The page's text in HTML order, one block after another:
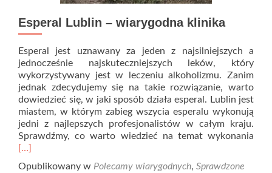
Esperal Lublin – wiarygodna klinika
Esperal jest uznawany za jeden z najsilniejszych a
jednocześnie najskuteczniejszych leków, który
wykorzystywany jest w leczeniu alkoholizmu. Zanim
jednak zdecydujemy się na takie rozwiązanie, warto
dowiedzieć się, w jaki sposób działa esperal. Lublin jest
miastem, w którym zabieg wszycia esperalu wykonują
jedni z najlepszych profesjonalistów w całym kraju.
Sprawdźmy, co warto wiedzieć na temat wykonania
[…]
Opublikowany w Polecamy wiarygodnych, Sprawdzone